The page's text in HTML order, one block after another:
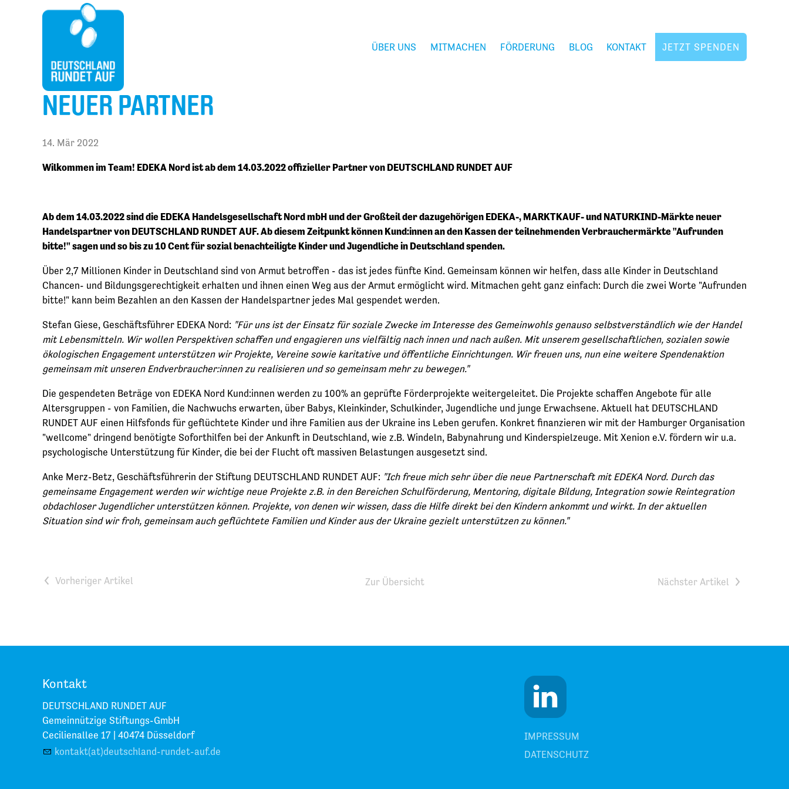
ÜBER UNS MITMACHEN FÖRDERUNG BLOG KONTAKT JETZT SPENDEN
NEUER PARTNER
14. Mär 2022
Wilkommen im Team! EDEKA Nord ist ab dem 14.03.2022 offizieller Partner von DEUTSCHLAND RUNDET AUF
Ab dem 14.03.2022 sind die EDEKA Handelsgesellschaft Nord mbH und der Großteil der dazugehörigen EDEKA-, MARKTKAUF- und NATURKIND-Märkte neuer
Handelspartner von DEUTSCHLAND RUNDET AUF. Ab diesem Zeitpunkt können Kund:innen an den Kassen der teilnehmenden Verbrauchermärkte "Aufrunden
bitte!" sagen und so bis zu 10 Cent für sozial benachteiligte Kinder und Jugendliche in Deutschland spenden.
Über 2,7 Millionen Kinder in Deutschland sind von Armut betroffen - das ist jedes fünfte Kind. Gemeinsam können wir helfen, dass alle Kinder in Deutschland
Chancen- und Bildungsgerechtigkeit erhalten und ihnen einen Weg aus der Armut ermöglicht wird. Mitmachen geht ganz einfach: Durch die zwei Worte "Aufrunden
bitte!" kann beim Bezahlen an den Kassen der Handelspartner jedes Mal gespendet werden.
Stefan Giese, Geschäftsführer EDEKA Nord: "Für uns ist der Einsatz für soziale Zwecke im Interesse des Gemeinwohls genauso selbstverständlich wie der Handel
mit Lebensmitteln. Wir wollen Perspektiven schaffen und engagieren uns vielfältig nach innen und nach außen. Mit unserem gesellschaftlichen, sozialen sowie
ökologischen Engagement unterstützen wir Projekte, Vereine sowie karitative und öffentliche Einrichtungen. Wir freuen uns, nun eine weitere Spendenaktion
gemeinsam mit unseren Endverbraucher:innen zu realisieren und so gemeinsam mehr zu bewegen."
Die gespendeten Beträge von EDEKA Nord Kund:innen werden zu 100% an geprüfte Förderprojekte weitergeleitet. Die Projekte schaffen Angebote für alle
Altersgruppen - von Familien, die Nachwuchs erwarten, über Babys, Kleinkinder, Schulkinder, Jugendliche und junge Erwachsene. Aktuell hat DEUTSCHLAND
RUNDET AUF einen Hilfsfonds für geflüchtete Kinder und ihre Familien aus der Ukraine ins Leben gerufen. Konkret finanzieren wir mit der Hamburger Organisation
"wellcome" dringend benötigte Soforthilfen bei der Ankunft in Deutschland, wie z.B. Windeln, Babynahrung und Kinderspielzeuge. Mit Xenion e.V. fördern wir u.a.
psychologische Unterstützung für Kinder, die bei der Flucht oft massiven Belastungen ausgesetzt sind.
Anke Merz-Betz, Geschäftsführerin der Stiftung DEUTSCHLAND RUNDET AUF: "Ich freue mich sehr über die neue Partnerschaft mit EDEKA Nord. Durch das
gemeinsame Engagement werden wir wichtige neue Projekte z.B. in den Bereichen Schulförderung, Mentoring, digitale Bildung, Integration sowie Reintegration
obdachloser Jugendlicher unterstützen können. Projekte, von denen wir wissen, dass die Hilfe direkt bei den Kindern ankommt und wirkt. In der aktuellen
Situation sind wir froh, gemeinsam auch geflüchtete Familien und Kinder aus der Ukraine gezielt unterstützen zu können."
< Zur Übersicht >
Kontakt
DEUTSCHLAND RUNDET AUF
Gemeinnützige Stiftungs-GmbH
Cecilienallee 17 | 40474 Düsseldorf
kontakt(at)deutschland-rundet-auf.de
IMPRESSUM
DATENSCHUTZ